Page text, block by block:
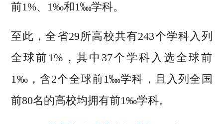
前1%、1‰和1‱学科。
至此，全省29所高校共有243个学科入列
全球前1%，其中37个学科入选全球前
1‰，含2个全球前1‱学科，且入列全国
前80名的高校均拥有前1‰学科。